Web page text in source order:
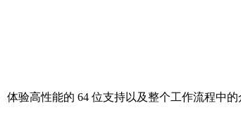
验高性能的 64 位支持以及整个工作流程中的